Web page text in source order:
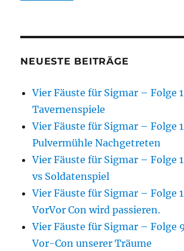
NEUESTE BEITRÄGE
Vier Fäuste für Sigmar – Folge
Tavernenspiele
Vier Fäuste für Sigmar – Folge
Pulvermühle Nachgetreten
Vier Fäuste für Sigmar – Folge
vs Soldatenspiel
Vier Fäuste für Sigmar – Folge
VorVor Con wird passieren.
Vier Fäuste für Sigmar – Folge
Vor-Con unserer Träume